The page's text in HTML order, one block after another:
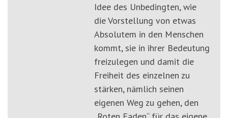
Idee des Unbedingten, wie
die Vorstellung von etwas
Absolutem in den Menschen
kommt, sie in ihrer Bedeutung
freizulegen und damit die
Freiheit des einzelnen zu
stärken, nämlich seinen
eigenen Weg zu gehen, den